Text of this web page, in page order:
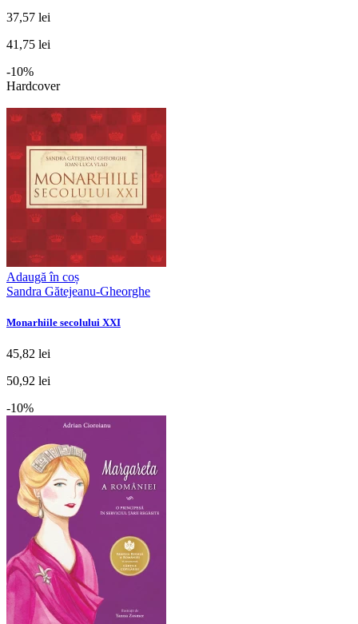
37,57 lei
41,75 lei
-10%
Hardcover
Adaugă în coș
Sandra Gătejeanu-Gheorghe
Monarhiile secolului XXI
45,82 lei
50,92 lei
-10%